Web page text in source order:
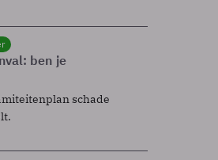
ben je
schade